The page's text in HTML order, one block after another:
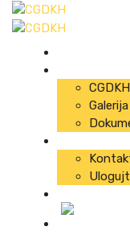
CGDKH
Galerija